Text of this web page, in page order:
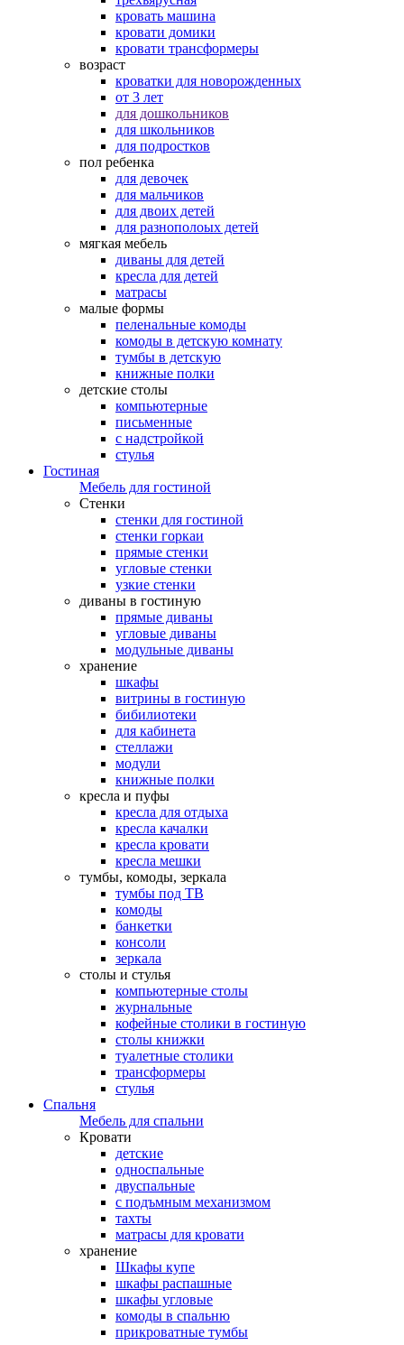
кровать машина
кровати домики
кровати трансформеры
возраст
кроватки для новорожденных
от 3 лет
для дошкольников
для школьников
для подростков
пол ребенка
для девочек
для мальчиков
для двоих детей
для разнополоых детей
мягкая мебель
диваны для детей
кресла для детей
матрасы
малые формы
пеленальные комоды
комоды в детскую комнату
тумбы в детскую
книжные полки
детские столы
компьютерные
письменные
с надстройкой
стулья
Гостиная
Мебель для гостиной
Стенки
стенки для гостиной
стенки горкаи
прямые стенки
угловые стенки
узкие стенки
диваны в гостиную
прямые диваны
угловые диваны
модульные диваны
хранение
шкафы
витрины в гостиную
бибилиотеки
для кабинета
стеллажи
модули
книжные полки
кресла и пуфы
кресла для отдыха
кресла качалки
кресла кровати
кресла мешки
тумбы, комоды, зеркала
тумбы под ТВ
комоды
банкетки
консоли
зеркала
столы и стулья
компьютерные столы
журнальные
кофейные столики в гостиную
столы книжки
туалетные столики
трансформеры
стулья
Спальня
Мебель для спальни
Кровати
детские
односпальные
двуспальные
с подъмным механизмом
тахты
матрасы для кровати
хранение
Шкафы купе
шкафы распашные
шкафы угловые
комоды в спальню
прикроватные тумбы